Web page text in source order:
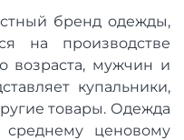
бренд одежды,
на производстве
возраста, мужчин и
купальники,
товары. Одежда
среднему ценовому